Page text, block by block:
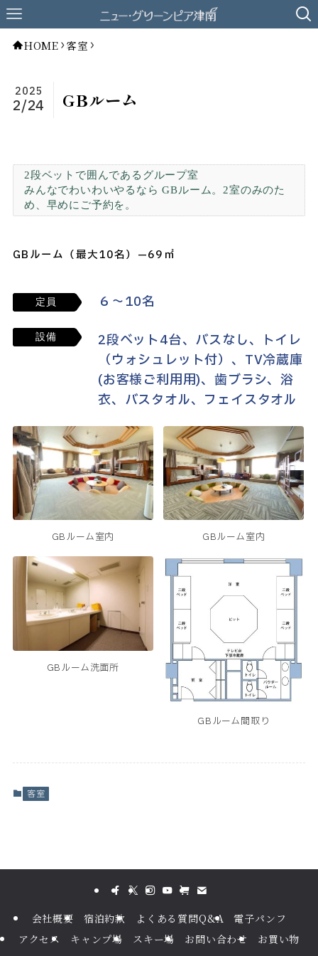
HOME 客室
GBルーム
2025
2/24
2段ベットで囲んであるグループ室
みんなでわいわいやるなら GBルーム。2室のみのた
め、早めにご予約を。
GBルーム（最大10名）—69㎡
定員 ６～10名
設備
2段ベット4台、バスなし、トイレ
（ウォシュレット付）、TV冷蔵庫
(お客様ご利用用)、歯ブラシ、浴
衣、バスタオル、フェイスタオル
GBルーム室内 GBルーム室内
GBルーム洗面所
GBルーム間取り
客室
会社概要 宿泊約款 よくある質問Q&A
電子パンフ
アクセス
キャンプ場 スキー場 お問い合わせ お買い物